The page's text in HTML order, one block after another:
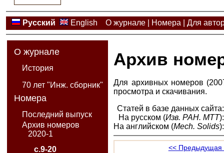
Русский English О журнале| Номера Для
О журнале
История
70 лет "Инж. сборник"
Номера
Последний выпуск
Архив номеров
2020-1
с.9-20
Архив
Для архивных номеров
просмотра и скачивания.
Статей в базе данных сайта:
На русском (Изв. РАН. МТТ):
На английском (Mech. Solids):
<< Предыдущая